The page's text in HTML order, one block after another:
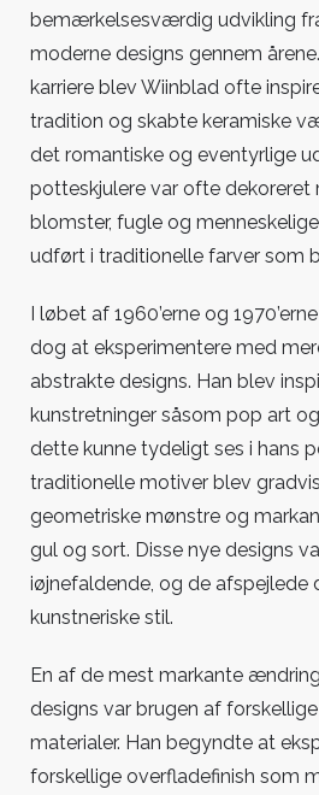
bemærkelsesværdig udvikling
moderne designs gennem
karriere blev Wiinblad ofte
tradition og skabte keramiske
det romantiske og eventyrlige
potteskjulere var ofte dekoreret
blomster, fugle og
udført i traditionelle farver som
I løbet af 1960’erne og
dog at eksperimentere med
abstrakte designs. Han blev
kunstretninger såsom pop art
dette kunne tydeligt ses i hans
traditionelle motiver blev
geometriske mønstre og
gul og sort. Disse nye designs
iøjnefaldende, og de afspejlede
kunstneriske stil.
En af de mest markante
designs var brugen af
materialer. Han begyndte at
forskellige overfladefinish som